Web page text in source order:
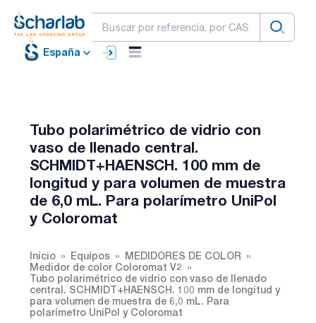
España
Tubo polarimétrico de vidrio con
vaso de llenado central.
SCHMIDT+HAENSCH. 100 mm de
longitud y para volumen de muestra
de 6,0 mL. Para polarímetro UniPol
y Coloromat
Inicio Equipos
MEDIDORES DE COLOR
Medidor de color Coloromat V2
Tubo polarimétrico de vidrio con vaso de llenado
central. SCHMIDT+HAENSCH. 100 mm de longitud y
para volumen de muestra de 6,0 mL. Para
polarímetro UniPol y Coloromat